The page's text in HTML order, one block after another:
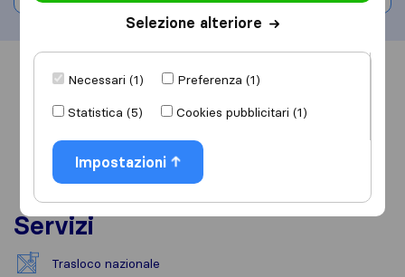
Informazioni Recensioni
Servizi
Trasloco nazionale
Selezione alteriore
Necessari (1)
Preferenza (1)
Statistica (5)
Cookies pubblicitari (1)
Impostazioni